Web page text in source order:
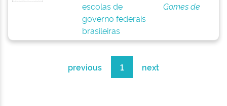
escolas de
governo federais
brasileiras
Gomes de
previous 1 next